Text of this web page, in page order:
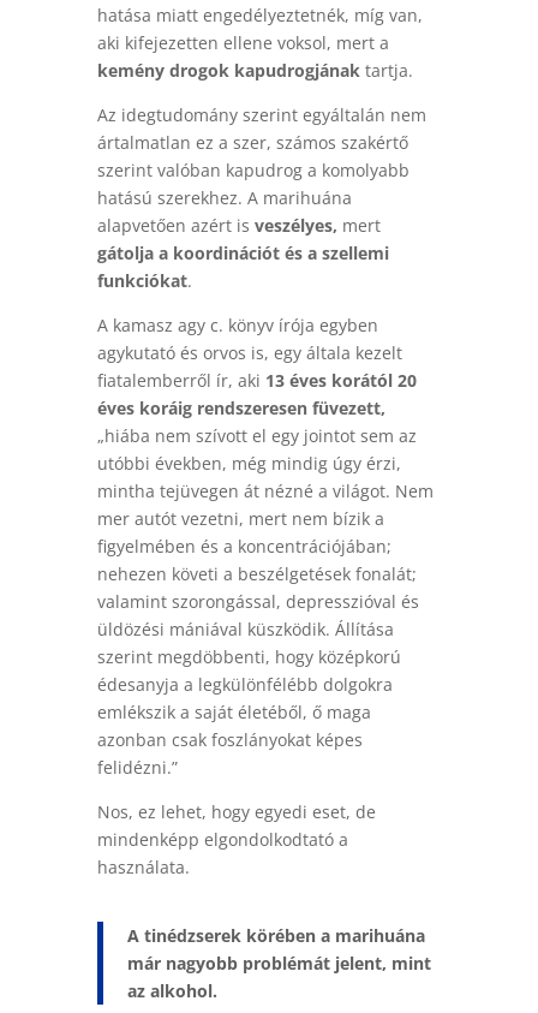
hatása miatt engedélyeztetnék, míg van,
aki kifejezetten ellene voksol, mert a
kemény drogok kapudrogjának tartja.
Az idegtudomány szerint egyáltalán nem
ártalmatlan ez a szer, számos szakértő
szerint valóban kapudrog a komolyabb
hatású szerekhez. A marihuána
alapvetően azért is veszélyes, mert
gátolja a koordinációt és a szellemi
funkciókat.
A kamasz agy c. könyv írója egyben
agykutató és orvos is, egy általa kezelt
fiatalemberről ír, aki 13 éves korától 20
éves koráig rendszeresen füvezett,
„hiába nem szívott el egy jointot sem az
utóbbi években, még mindig úgy érzi,
mintha tejüvegen át nézné a világot. Nem
mer autót vezetni, mert nem bízik a
figyelmében és a koncentrációjában;
nehezen követi a beszélgetések fonalát;
valamint szorongással, depresszióval és
üldözési mániával küszködik. Állítása
szerint megdöbbenti, hogy középkorú
édesanyja a legkülönfélébb dolgokra
emlékszik a saját életéből, ő maga
azonban csak foszlányokat képes
felidézni.”
Nos, ez lehet, hogy egyedi eset, de
mindenképp elgondolkodtató a
használata.
A tinédzserek körében a marihuána
már nagyobb problémát jelent, mint
az alkohol.